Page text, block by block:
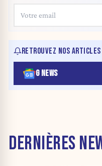
RETROUVEZ NOS ARTICLES
G NEWS
DERNIÈRES